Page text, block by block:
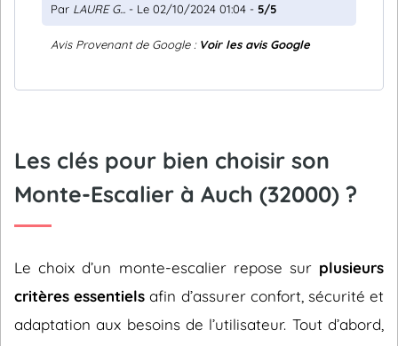
Par LAURE G... - Le 02/10/2024 01:04 - 5/5
Avis Provenant de Google : Voir les avis Google
Les clés pour bien choisir son
Monte-Escalier à Auch (32000) ?
Le choix d’un monte-escalier repose sur plusieurs
critères essentiels afin d’assurer confort, sécurité et
adaptation aux besoins de l’utilisateur. Tout d’abord,